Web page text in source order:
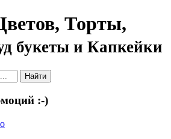
Торты,
букеты и Капкейки
Найти
:-)